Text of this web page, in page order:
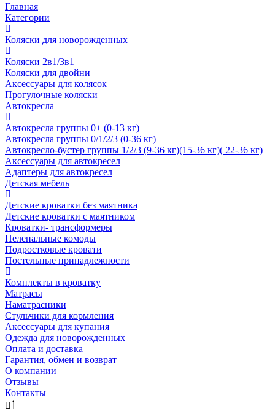
Главная
Категории
Коляски для новорожденных
Коляски 2в1/3в1
Коляски для двойни
Аксессуары для колясок
Прогулочные коляски
Автокресла
Автокресла группы 0+ (0-13 кг)
Автокресла группы 0/1/2/3 (0-36 кг)
Автокресло-бустер группы 1/2/3 (9-36 кг)(15-36 кг)( 22-36 кг)
Аксессуары для автокресел
Адаптеры для автокресел
Детская мебель
Детские кроватки без маятника
Детские кроватки с маятником
Кроватки- трансформеры
Пеленальные комоды
Подростковые кровати
Постельные принадлежности
Комплекты в кроватку
Матрасы
Наматрасники
Стульчики для кормления
Аксессуары для купания
Одежда для новорожденных
Оплата и доставка
Гарантия, обмен и возврат
О компании
Отзывы
Контакты